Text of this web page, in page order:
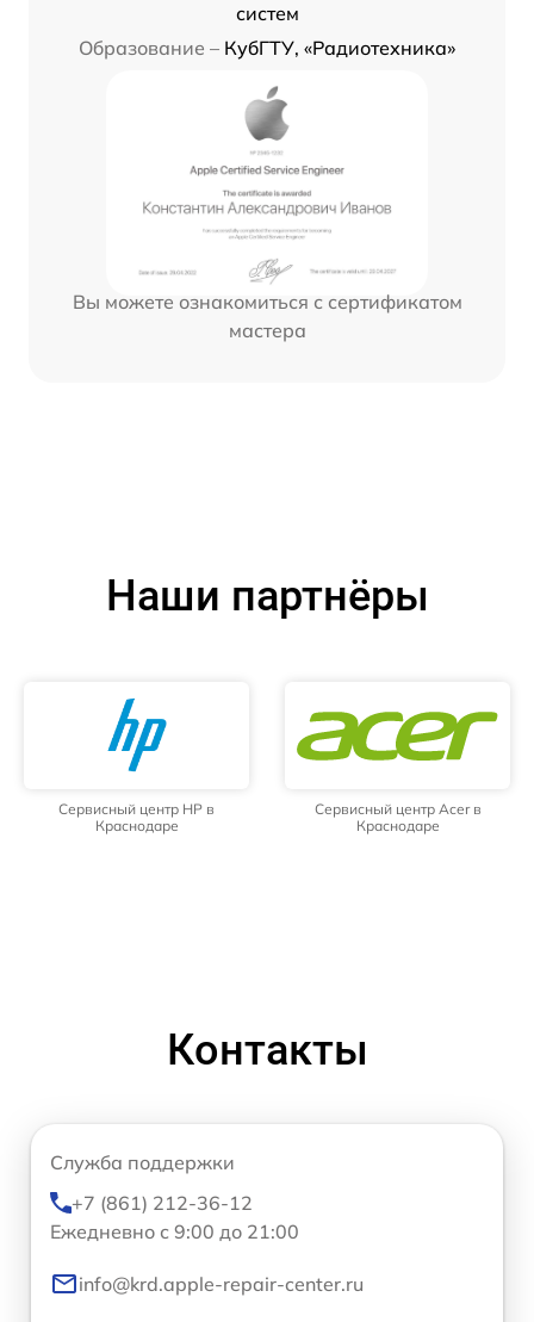
систем
Образование – КубГТУ, «Радиотехника»
Вы можете ознакомиться с сертификатом
мастера
Наши партнёры
Сервисный центр HP в
Краснодаре
Сервисный центр Acer в
Краснодаре
Контакты
Служба поддержки
+7 (861) 212-36-12
Ежедневно с 9:00 до 21:00
info@krd.apple-repair-center.ru